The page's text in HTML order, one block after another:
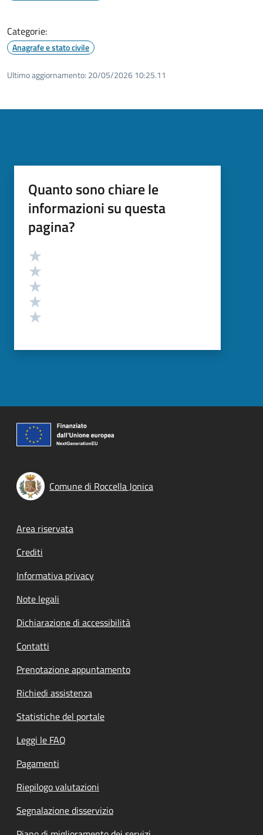
Categorie:
Anagrafe e stato civile
Ultimo aggiornamento: 20/05/2026 10:25.11
Quanto sono chiare le
informazioni su questa
pagina?
Valutazione
Comune di Roccella Jonica
Footer menu
Area riservata
Crediti
Informativa privacy
Note legali
Dichiarazione di accessibilità
Contatti
Prenotazione appuntamento
Richiedi assistenza
Statistiche del portale
Leggi le FAQ
Pagamenti
Riepilogo valutazioni
Segnalazione disservizio